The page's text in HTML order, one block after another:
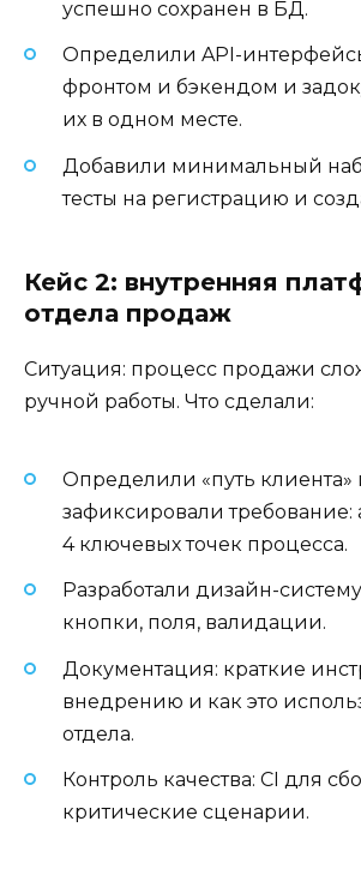
успешно сохранен в БД.
Определили API-
фронтом и бэкендом и
их в одном месте.
Добавили минимальный
тесты на регистрацию и
Кейс 2: внутренняя
отдела продаж
Ситуация: процесс продажи
ручной работы. Что сделали:
Определили «путь клиента»
зафиксировали требование:
4 ключевых точек процесса.
Разработали дизайн-
кнопки, поля, валидации.
Документация: краткие
внедрению и как это
отдела.
Контроль качества: CI для
критические сценарии.